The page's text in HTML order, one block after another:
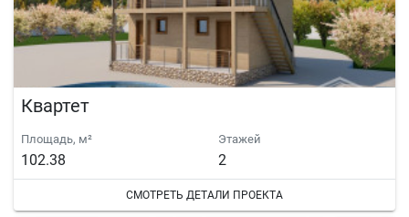
Квартет
Площадь, м²
102.38
Этажей
2
СМОТРЕТЬ ДЕТАЛИ ПРОЕКТА